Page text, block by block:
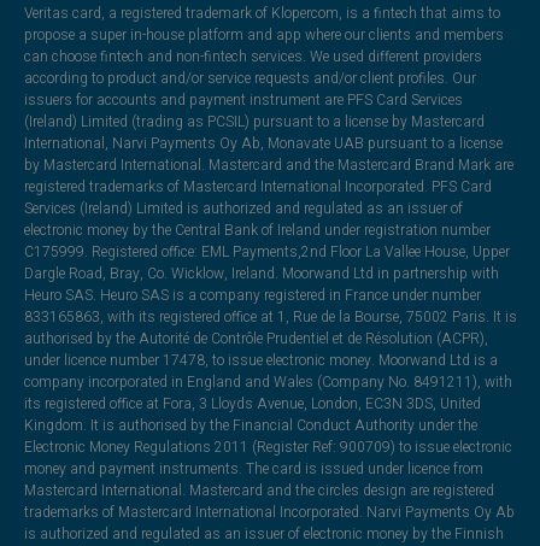
Veritas card, a registered trademark of Klopercom, is a fintech that aims to
propose a super in-house platform and app where our clients and members
can choose fintech and non-fintech services. We used different providers
according to product and/or service requests and/or client profiles. Our
issuers for accounts and payment instrument are PFS Card Services
(Ireland) Limited (trading as PCSIL) pursuant to a license by Mastercard
International, Narvi Payments Oy Ab, Monavate UAB pursuant to a license
by Mastercard International. Mastercard and the Mastercard Brand Mark are
registered trademarks of Mastercard International Incorporated. PFS Card
Services (Ireland) Limited is authorized and regulated as an issuer of
electronic money by the Central Bank of Ireland under registration number
C175999. Registered office: EML Payments,2nd Floor La Vallee House, Upper
Dargle Road, Bray, Co. Wicklow, Ireland. Moorwand Ltd in partnership with
Heuro SAS. Heuro SAS is a company registered in France under number
833165863, with its registered office at 1, Rue de la Bourse, 75002 Paris. It is
authorised by the Autorité de Contrôle Prudentiel et de Résolution (ACPR),
under licence number 17478, to issue electronic money. Moorwand Ltd is a
company incorporated in England and Wales (Company No. 8491211), with
its registered office at Fora, 3 Lloyds Avenue, London, EC3N 3DS, United
Kingdom. It is authorised by the Financial Conduct Authority under the
Electronic Money Regulations 2011 (Register Ref: 900709) to issue electronic
money and payment instruments. The card is issued under licence from
Mastercard International. Mastercard and the circles design are registered
trademarks of Mastercard International Incorporated. Narvi Payments Oy Ab
is authorized and regulated as an issuer of electronic money by the Finnish